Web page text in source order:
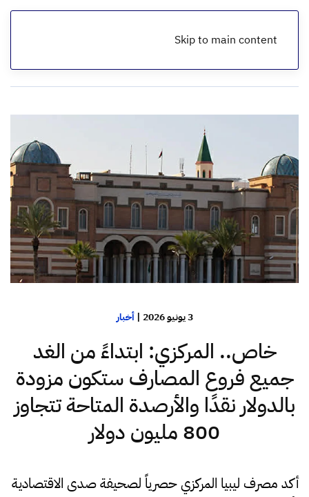
Skip to main content
الرئيسية
3 يونيو 2026 |أخبار
خاص.. المركزي: ابتداءً من الغد
جميع فروع المصارف ستكون مزودة
بالدولار نقدًا والأرصدة المتاحة تتجاوز
800 مليون دولار
أكد مصرف ليبيا المركزي حصرياً لصحيفة صدى الاقتصادية